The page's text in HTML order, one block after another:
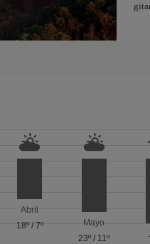
Abril
18º/ 7º
Mayo
23º / 11º